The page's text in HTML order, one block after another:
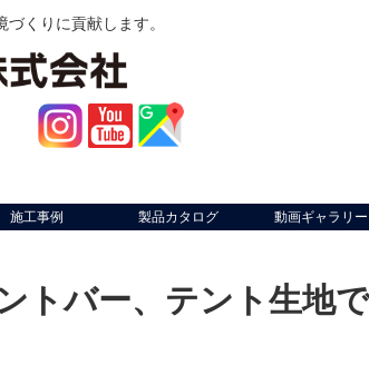
くりに貢献します。
施工事例 製品カタログ 動画ギャラリー
トバー、テント生地